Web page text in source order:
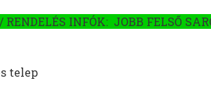
INFÓK: JOBB FELSŐ
telep